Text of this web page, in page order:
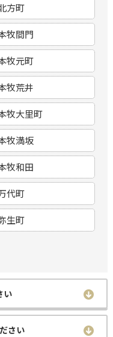
方町
牧間門
牧元町
牧荒井
牧大里町
牧満坂
牧和田
代町
生町
い
さい